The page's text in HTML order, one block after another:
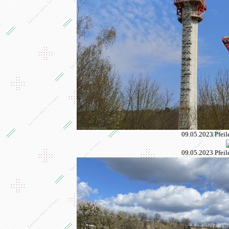
09.05.2023
09.05.2023